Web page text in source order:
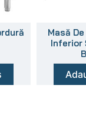
Masă
Inferior